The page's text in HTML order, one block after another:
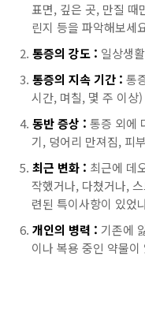
표면, 깊은 곳, 만질 때
린지 등을 파악해보세
통증의 강도 : 일상생
통증의 지속 기간 : 통
시간, 며칠, 몇 주 이상)
동반 증상 : 통증 외에
기, 덩어리 만져짐, 피
최근 변화 : 최근에 데
작했거나, 다쳤거나,
련된 특이사항이 있었
개인의 병력 : 기존에
이나 복용 중인 약물이